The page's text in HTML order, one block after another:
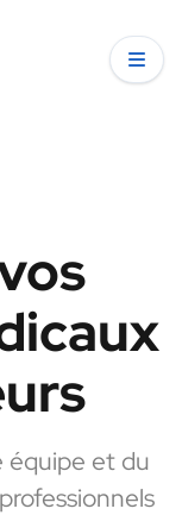
équipe et du